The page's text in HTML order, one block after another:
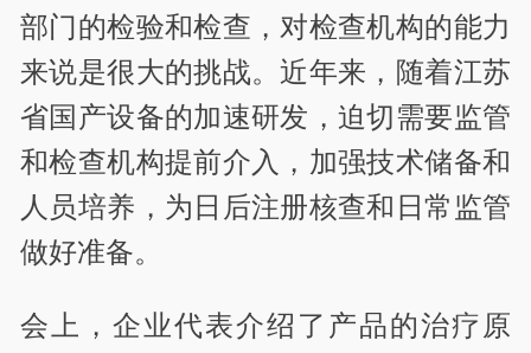
部门的检验和检查，对检查机构的能力
来说是很大的挑战。近年来，随着江苏
省国产设备的加速研发，迫切需要监管
和检查机构提前介入，加强技术储备和
人员培养，为日后注册核查和日常监管
做好准备。
会上，企业代表介绍了产品的治疗原